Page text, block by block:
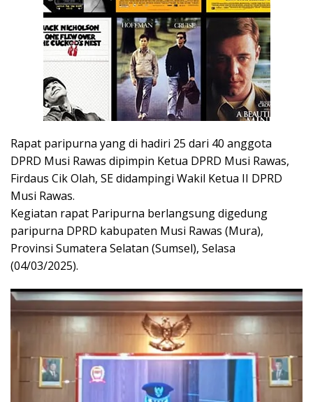
Rapat paripurna yang di hadiri 25 dari 40 anggota
DPRD Musi Rawas dipimpin Ketua DPRD Musi Rawas,
Firdaus Cik Olah, SE didampingi Wakil Ketua II DPRD
Musi Rawas.
Kegiatan rapat Paripurna berlangsung digedung
paripurna DPRD kabupaten Musi Rawas (Mura),
Provinsi Sumatera Selatan (Sumsel), Selasa
(04/03/2025).